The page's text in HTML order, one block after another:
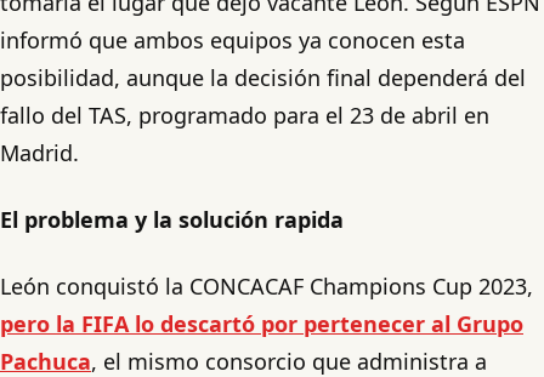
informó que ambos equipos ya conocen esta
posibilidad, aunque la decisión final dependerá del
fallo del TAS, programado para el 23 de abril en
Madrid.
El problema y la solución rapida
León conquistó la CONCACAF Champions Cup 2023,
pero la FIFA lo descartó por pertenecer al Grupo
Pachuca, el mismo consorcio que administra a